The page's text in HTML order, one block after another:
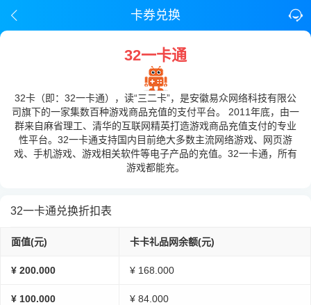
卡券兑换
32一卡通
32卡（即：32一卡通），读“三二卡”，是安徽易众网络科技有限公
司旗下的一家集数百种游戏商品充值的支付平台。 2011年底，由一
群来自麻省理工、清华的互联网精英打造游戏商品充值支付的专业
性平台。32一卡通支持国内目前绝大多数主流网络游戏、网页游
戏、手机游戏、游戏相关软件等电子产品的充值。32一卡通，所有
游戏都能充。
32一卡通兑换折扣表
面值(元) 卡卡礼品网余额(元)
¥ 200.000 ¥ 168.000
¥ 100.000 ¥ 84.000